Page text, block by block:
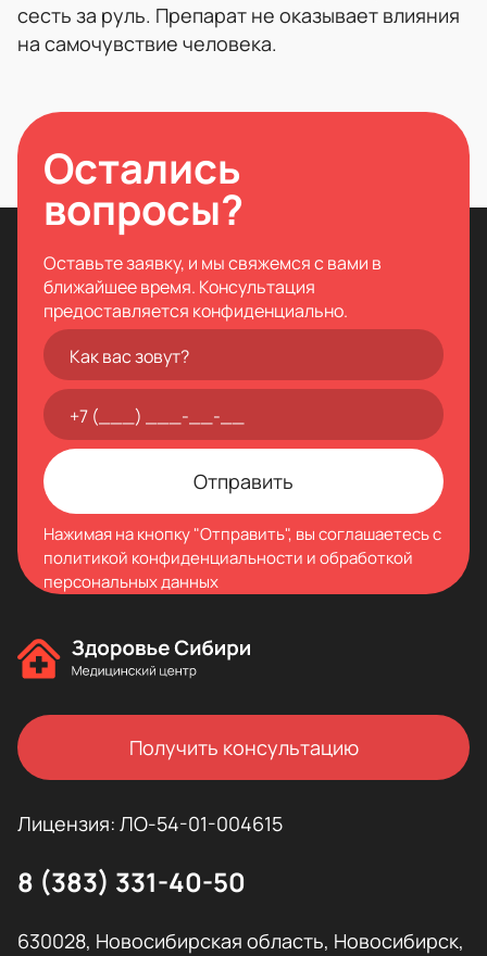
сесть за руль. Препарат не оказывает влияния
на самочувствие человека.
Остались
вопросы?
Оставьте заявку, и мы свяжемся с вами в
ближайшее время. Консультация
предоставляется конфиденциально.
Нажимая на кнопку "Отправить", вы соглашаетесь с
политикой конфиденциальности и обработкой
персональных данных
Получить консультацию
Лицензия: ЛО-54-01-004615
8 (383) 331-40-50
630028, Новосибирская область, Новосибирск,